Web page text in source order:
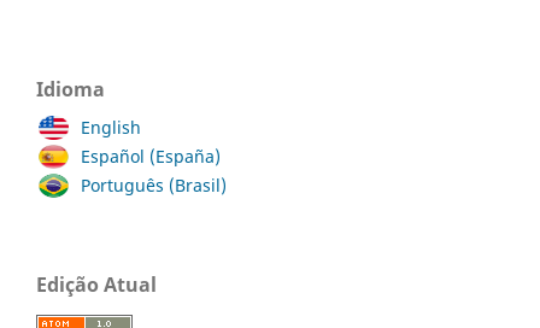
Idioma
English
Español (España)
Português (Brasil)
Edição Atual